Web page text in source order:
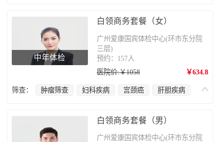
中年体检
白领商务套餐（女）
广州爱康国宾体检中心(环市东分院
三层)
预约：157人
医院价:￥1058
￥634.8
筛查： 肿瘤筛查 妇科疾病 宫颈癌
肝胆疾病
白领商务套餐（男）
广州爱康国宾体检中心(环市东分院